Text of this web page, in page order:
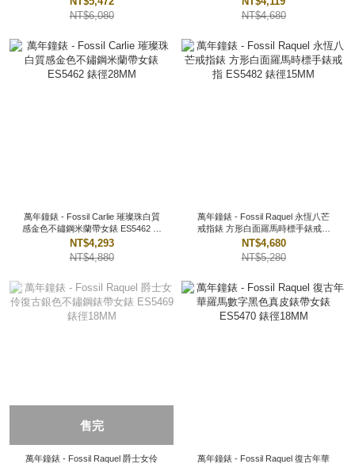
NT$6,080
NT$4,680
萬年鐘錶 - Fossil Carlie 璀璨珠白質
感金色不鏽鋼米蘭帶女錶 ES5462 錶
徑28MM
NT$4,293
NT$4,880
萬年鐘錶 - Fossil Raquel 永恆八芒
戒指錶 方形白面羅馬時標手錶戒指
ES5482 錶徑15MM
NT$4,680
NT$5,280
售完
萬年鐘錶 - Fossil Raquel 爵士女伶
萬年鐘錶 - Fossil Raquel 復古年華